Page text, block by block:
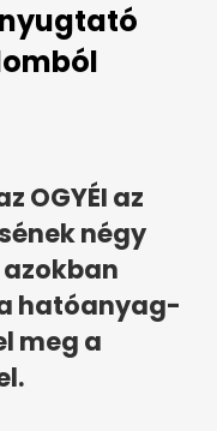
OGYÉI az
négy
hatóanyag-
meg a